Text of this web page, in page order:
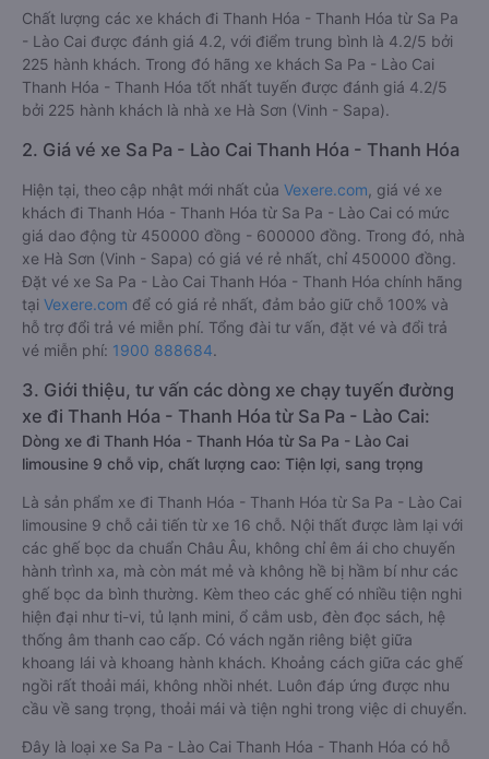
Chất lượng các xe khách đi Thanh Hóa - Thanh Hóa từ Sa Pa
- Lào Cai được đánh giá 4.2, với điểm trung bình là 4.2/5 bởi
225 hành khách. Trong đó hãng xe khách Sa Pa - Lào Cai
Thanh Hóa - Thanh Hóa tốt nhất tuyến được đánh giá 4.2/5
bởi 225 hành khách là nhà xe Hà Sơn (Vinh - Sapa).
2. Giá vé xe Sa Pa - Lào Cai Thanh Hóa - Thanh Hóa
Hiện tại, theo cập nhật mới nhất của Vexere.com , giá vé xe
khách đi Thanh Hóa - Thanh Hóa từ Sa Pa - Lào Cai có mức
giá dao động từ 450000 đồng - 600000 đồng. Trong đó, nhà
xe Hà Sơn (Vinh - Sapa) có giá vé rẻ nhất, chỉ 450000 đồng.
Đặt vé xe Sa Pa - Lào Cai Thanh Hóa - Thanh Hóa chính hãng
tại Vexere.com để có giá rẻ nhất, đảm bảo giữ chỗ 100% và
hỗ trợ đổi trả vé miễn phí. Tổng đài tư vấn, đặt vé và đổi trả
vé miễn phí: 1900 888684.
3. Giới thiệu, tư vấn các dòng xe chạy tuyến đường
xe đi Thanh Hóa - Thanh Hóa từ Sa Pa - Lào Cai:
Dòng xe đi Thanh Hóa - Thanh Hóa từ Sa Pa - Lào Cai
limousine 9 chỗ vip, chất lượng cao: Tiện lợi, sang trọng
Là sản phẩm xe đi Thanh Hóa - Thanh Hóa từ Sa Pa - Lào Cai
limousine 9 chỗ cải tiến từ xe 16 chỗ. Nội thất được làm lại với
các ghế bọc da chuẩn Châu Âu, không chỉ êm ái cho chuyến
hành trình xa, mà còn mát mẻ và không hề bị hầm bí như các
ghế bọc da bình thường. Kèm theo các ghế có nhiều tiện nghi
hiện đại như ti-vi, tủ lạnh mini, ổ cắm usb, đèn đọc sách, hệ
thống âm thanh cao cấp. Có vách ngăn riêng biệt giữa
khoang lái và khoang hành khách. Khoảng cách giữa các ghế
ngồi rất thoải mái, không nhồi nhét. Luôn đáp ứng được nhu
cầu về sang trọng, thoải mái và tiện nghi trong việc di chuyển.
Đây là loại xe Sa Pa - Lào Cai Thanh Hóa - Thanh Hóa có hỗ